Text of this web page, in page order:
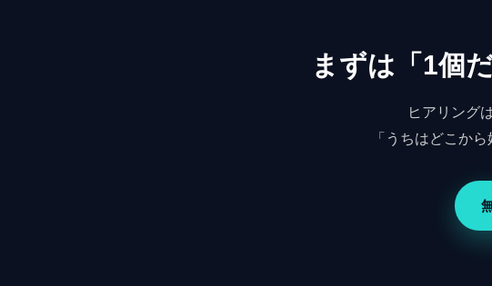
まずは「1個
ヒアリング
「うちはどこか